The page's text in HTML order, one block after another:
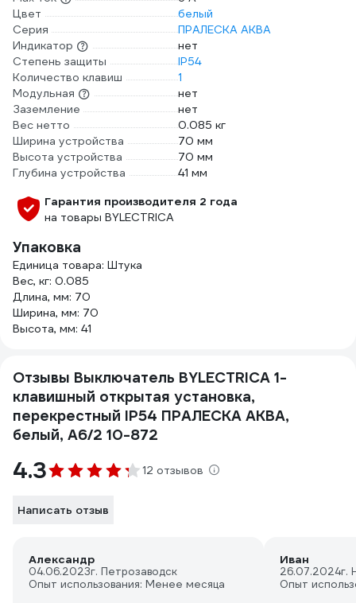
Цвет
белый
Серия
ПРАЛЕСКА АКВА
Индикатор
нет
Степень защиты
IP54
Количество клавиш
1
Модульная
нет
Заземление
нет
Вес нетто
0.085 кг
Ширина устройства
70 мм
Высота устройства
70 мм
Глубина устройства
41 мм
Гарантия производителя 2 года
на товары BYLECTRICA
Упаковка
Единица товара: Штука
Вес, кг: 0.085
Длина, мм: 70
Ширина, мм: 70
Высота, мм: 41
Отзывы Выключатель BYLECTRICA 1-
клавишный открытая установка,
перекрестный IP54 ПРАЛЕСКА АКВА,
белый, А6/2 10-872
4.3 12 отзывов
Написать отзыв
Александр
04.06.2023г. Петрозаводск
Опыт использования: Менее месяца
Иван
26.07.2024г.
Опыт